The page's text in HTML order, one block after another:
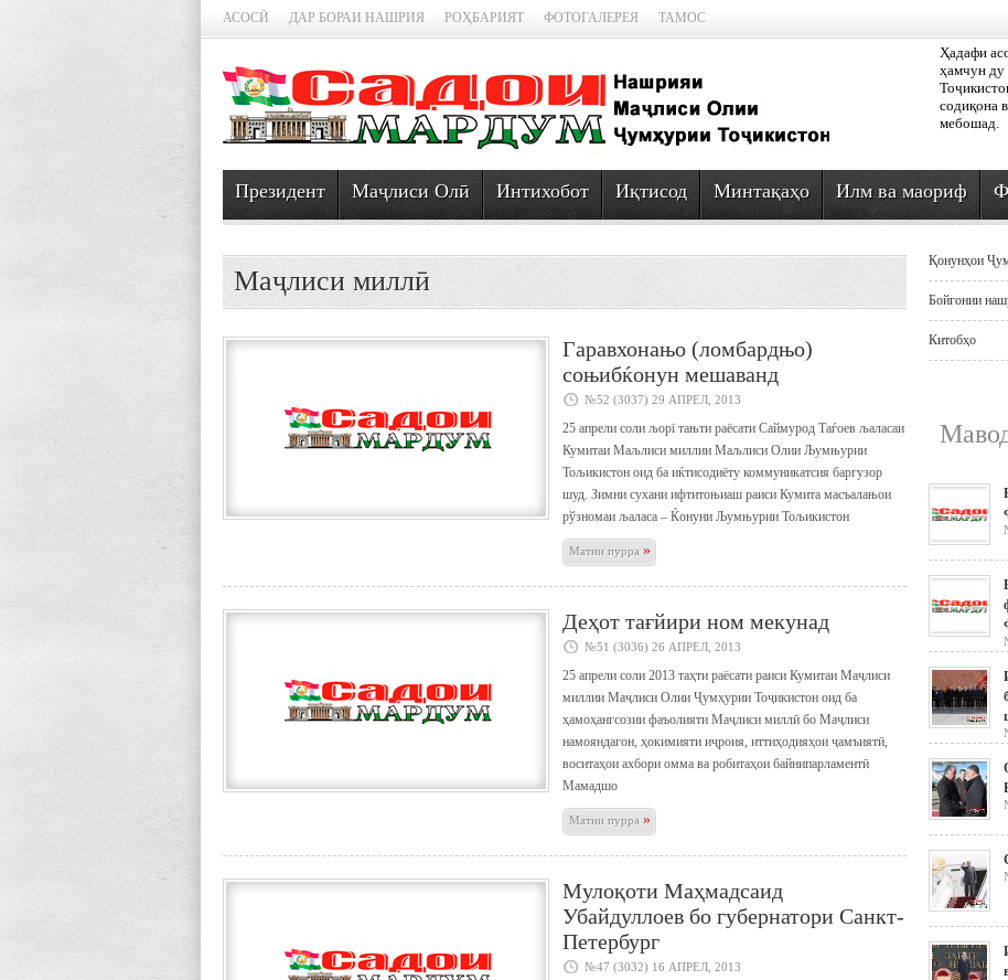
АСОСӢ ДАР БОРАИ НАШРИЯ РОҲБАРИЯТ ФОТОГАЛЕРЕЯ ТАМОС
Ҳадафи
ҳамчун ду
содиқона
мебошад.
Президент Маҷлиси Олӣ Интихобот Иқтисод Минтақаҳо Илм ва маориф
Маҷлиси миллӣ
Гаравхонањо (ломбардњо)
соњибќонун мешаванд
№52 (3037) 29 АПРЕЛ, 2013
25 апрели соли љорї тањти раёсати Саймурод Таѓоев љаласаи
Кумитаи Маљлиси миллии Маљлиси Олии Љумњурии
Тољикистон оид ба иќтисодиёту коммуникатсия баргузор
шуд. Зимни сухани ифтитоњиаш раиси Кумита масъалањои
рўзномаи љаласа – Ќонуни Љумњурии Тољикистон
Матни пурра »
Деҳот тағйири ном мекунад
№51 (3036) 26 АПРЕЛ, 2013
25 апрели соли 2013 таҳти раёсати раиси Кумитаи Маҷлиси
миллии Маҷлиси Олии Ҷумҳурии Тоҷикистон оид ба
ҳамоҳангсозии фаъолияти Маҷлиси миллӣ бо Маҷлиси
намояндагон, ҳокимияти иҷроия, иттиҳодияҳои ҷамъиятӣ,
воситаҳои ахбори омма ва робитаҳои байнипарламентӣ
Мамадшо
Матни пурра »
Мулоқоти Маҳмадсаид
Убайдуллоев бо губернатори Санкт-
Петербург
№47 (3032) 16 АПРЕЛ, 2013
Қонунҳои
Бойгонии
Китобҳо